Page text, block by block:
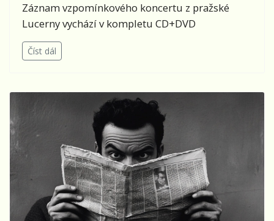
Záznam vzpomínkového koncertu z pražské
Lucerny vychází v kompletu CD+DVD
Číst dál